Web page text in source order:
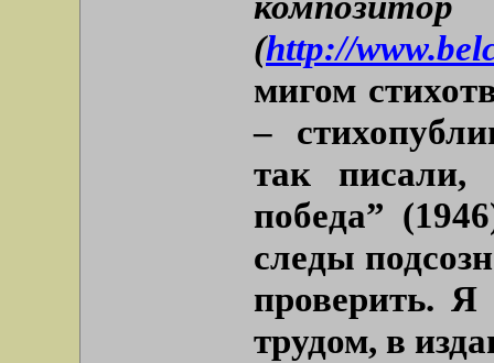
(http://
мигом
–
так
победа”
следы
проверить.
трудом, в